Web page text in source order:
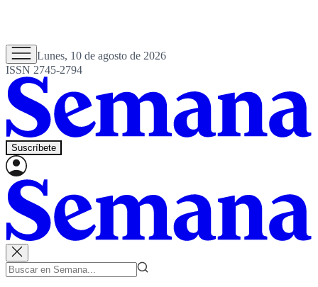
Lunes, 10 de agosto de 2026
ISSN 2745-2794
Suscríbete